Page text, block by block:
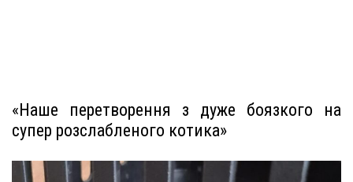
«Наше перетворення з дуже боязкого на
супер розслабленого котика»